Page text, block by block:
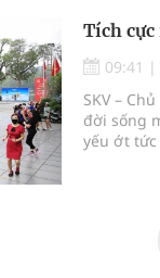
Tích cực
09:41 |
SKV –
đời sống
yếu ớt